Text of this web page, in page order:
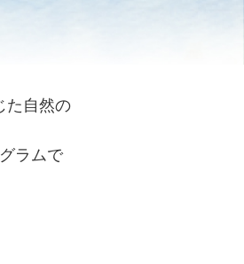
た自然の
ラムで